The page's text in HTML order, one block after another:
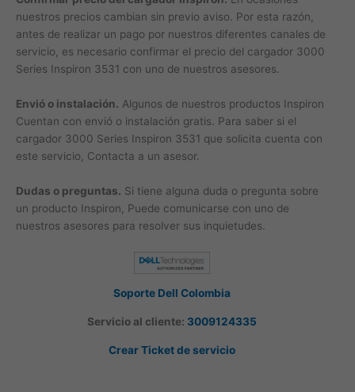
nuestros precios cambian sin previo aviso. Por esta razón,
antes de realizar un pago por nuestros diferentes canales de
servicio, es necesario confirmar el precio del cargador 3000
Series Inspiron 3531 con uno de nuestros asesores.
Envió o instalación. Algunos de nuestros productos Inspiron
Cuentan con envió o instalación gratis. Para saber si el
cargador 3000 Series Inspiron 3531 que solicita cuenta con
este servicio, Contacta a un asesor.
Dudas o preguntas. Si tiene alguna duda o pregunta sobre
un producto Inspiron, Puede comunicarse con uno de
nuestros asesores para resolver sus inquietudes.
Soporte Dell Colombia
Servicio al cliente: 3009124335
Crear Ticket de servicio